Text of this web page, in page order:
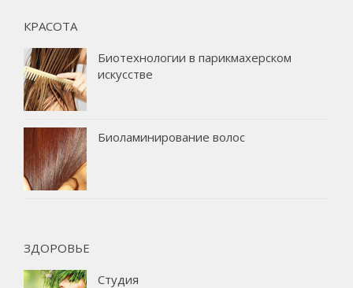
КРАСОТА
Биотехнологии в парикмахерском
искусстве
Биоламинирование волос
ЗДОРОВЬЕ
Студия